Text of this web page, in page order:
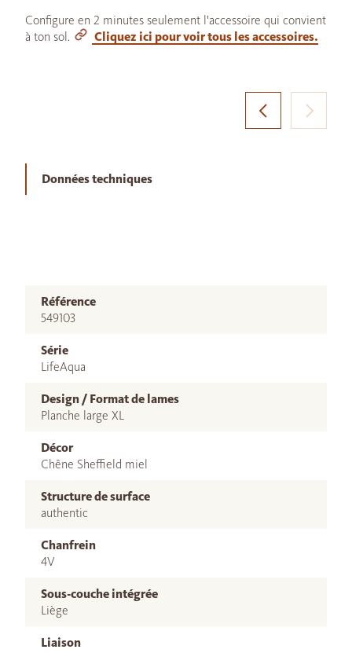
Configure en 2 minutes seulement l'accessoire qui convient
à ton sol.
Cliquez ici pour voir tous les accessoires.
Données techniques
Référence
549103
Série
LifeAqua
Design / Format de lames
Planche large XL
Décor
Chêne Sheffield miel
Structure de surface
authentic
Chanfrein
4V
Sous-couche intégrée
Liège
Liaison